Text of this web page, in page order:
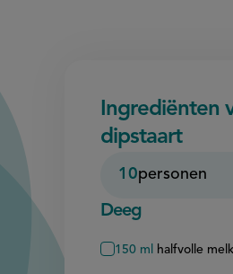
Ingrediënten
dipstaart
10personen
Deeg
150 ml halfvolle melk